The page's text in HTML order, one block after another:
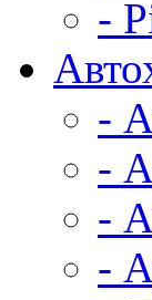
-
-
-
-
-